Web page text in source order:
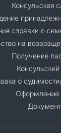
Консульская
справки о
на
Получение
Консульский
о
Оформление